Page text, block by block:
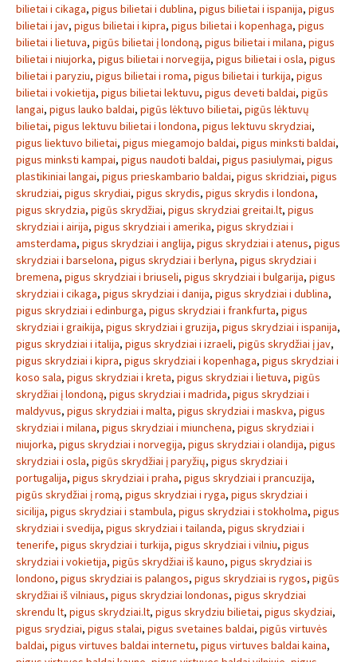
bilietai i cikaga, pigus bilietai i dublina, pigus bilietai i ispanija, pigus
bilietai i jav, pigus bilietai i kipra, pigus bilietai i kopenhaga, pigus
bilietai i lietuva, pigūs bilietai į londoną, pigus bilietai i milana, pigus
bilietai i niujorka, pigus bilietai i norvegija, pigus bilietai i osla, pigus
bilietai i paryziu, pigus bilietai i roma, pigus bilietai i turkija, pigus
bilietai i vokietija, pigus bilietai lektuvu, pigus deveti baldai, pigūs
langai, pigus lauko baldai, pigūs lėktuvo bilietai, pigūs lėktuvų
bilietai, pigus lektuvu bilietai i londona, pigus lektuvu skrydziai,
pigus liektuvo bilietai, pigus miegamojo baldai, pigus minksti baldai,
pigus minksti kampai, pigus naudoti baldai, pigus pasiulymai, pigus
plastikiniai langai, pigus prieskambario baldai, pigus skridziai, pigus
skrudziai, pigus skrydiai, pigus skrydis, pigus skrydis i londona,
pigus skrydzia, pigūs skrydžiai, pigus skrydziai greitai.lt, pigus
skrydziai i airija, pigus skrydziai i amerika, pigus skrydziai i
amsterdama, pigus skrydziai i anglija, pigus skrydziai i atenus, pigus
skrydziai i barselona, pigus skrydziai i berlyna, pigus skrydziai i
bremena, pigus skrydziai i briuseli, pigus skrydziai i bulgarija, pigus
skrydziai i cikaga, pigus skrydziai i danija, pigus skrydziai i dublina,
pigus skrydziai i edinburga, pigus skrydziai i frankfurta, pigus
skrydziai i graikija, pigus skrydziai i gruzija, pigus skrydziai i ispanija,
pigus skrydziai i italija, pigus skrydziai i izraeli, pigūs skrydžiai į jav,
pigus skrydziai i kipra, pigus skrydziai i kopenhaga, pigus skrydziai i
koso sala, pigus skrydziai i kreta, pigus skrydziai i lietuva, pigūs
skrydžiai į londoną, pigus skrydziai i madrida, pigus skrydziai i
maldyvus, pigus skrydziai i malta, pigus skrydziai i maskva, pigus
skrydziai i milana, pigus skrydziai i miunchena, pigus skrydziai i
niujorka, pigus skrydziai i norvegija, pigus skrydziai i olandija, pigus
skrydziai i osla, pigūs skrydžiai į paryžių, pigus skrydziai i
portugalija, pigus skrydziai i praha, pigus skrydziai i prancuzija,
pigūs skrydžiai į romą, pigus skrydziai i ryga, pigus skrydziai i
sicilija, pigus skrydziai i stambula, pigus skrydziai i stokholma, pigus
skrydziai i svedija, pigus skrydziai i tailanda, pigus skrydziai i
tenerife, pigus skrydziai i turkija, pigus skrydziai i vilniu, pigus
skrydziai i vokietija, pigūs skrydžiai iš kauno, pigus skrydziai is
londono, pigus skrydziai is palangos, pigus skrydziai is rygos, pigūs
skrydžiai iš vilniaus, pigus skrydziai londonas, pigus skrydziai
skrendu lt, pigus skrydziai.lt, pigus skrydziu bilietai, pigus skydziai,
pigus srydziai, pigus stalai, pigus svetaines baldai, pigūs virtuvės
baldai, pigus virtuves baldai internetu, pigus virtuves baldai kaina,